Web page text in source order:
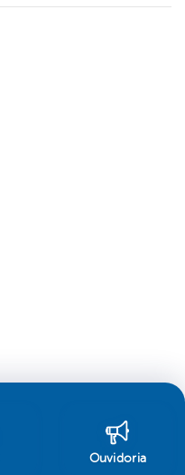
Ouvidoria